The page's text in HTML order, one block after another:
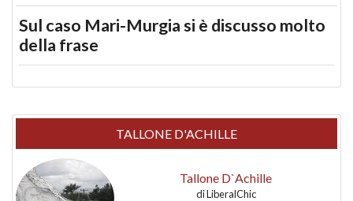
Sul caso Mari-Murgia si è discusso molto
della frase
TALLONE D'ACHILLE
Tallone D`Achille
diLiberalChic